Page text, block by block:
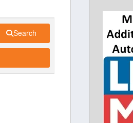
Search